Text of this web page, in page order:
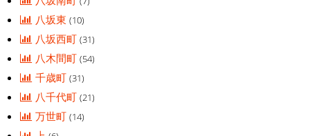
八坂東(10)
八坂西町(31)
八木間町(54)
千歳町(31)
八千代町(21)
万世町(14)